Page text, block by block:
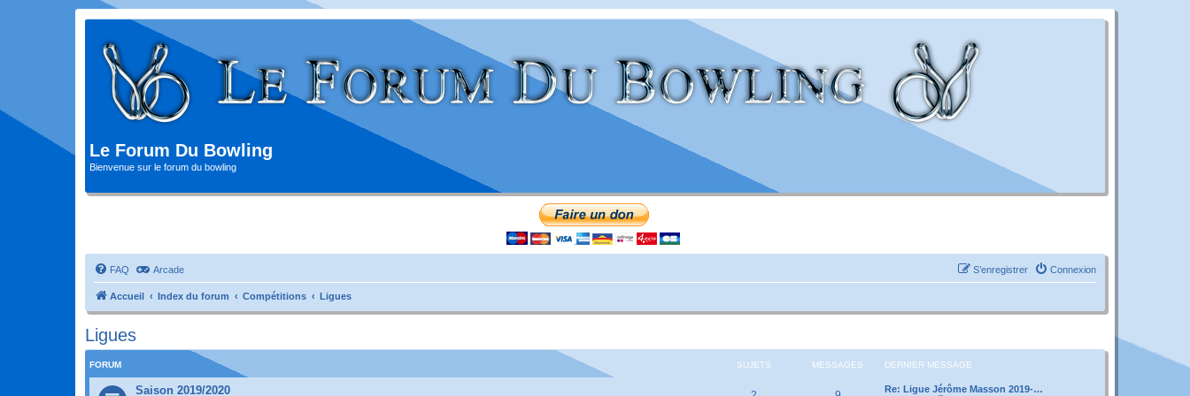
Le Forum Du Bowling
Bienvenue sur le forum du bowling
FAQ Arcade Connexion
S’enregistrer
Accueil Index du forum Compétitions Ligues
Ligues
FORUM SUJETS MESSAGES DERNIER MESSAGE
Saison 2019/2020
Re: Ligue Jérôme Masson 2019-…